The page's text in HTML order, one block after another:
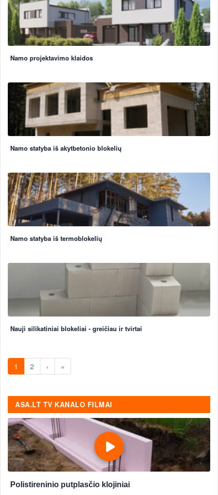
Namo projektavimo klaidos
Namo statyba iš akytbetonio blokelių
Namo statyba iš termoblokelių
Nauji silikatiniai blokeliai - greičiau ir tvirtai
1 2 › »
ASA.LT TV KANALO FILMAI
Polistireninio putplasčio klojiniai